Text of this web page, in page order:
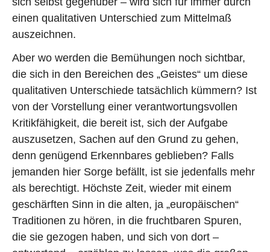
einen qualitativen Unterschied zum Mittelmaß
auszeichnen.
Aber wo werden die Bemühungen noch sichtbar,
die sich in den Bereichen des „Geistes“ um diese
qualitativen Unterschiede tatsächlich kümmern? Ist
von der Vorstellung einer verantwortungsvollen
Kritikfähigkeit, die bereit ist, sich der Aufgabe
auszusetzen, Sachen auf den Grund zu gehen,
denn genügend Erkennbares geblieben? Falls
jemanden hier Sorge befällt, ist sie jedenfalls mehr
als berechtigt. Höchste Zeit, wieder mit einem
geschärften Sinn in die alten, ja „europäischen“
Traditionen zu hören, in die fruchtbaren Spuren,
die sie gezogen haben, und sich von dort –